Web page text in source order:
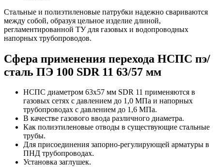
Стальные и полиэтиленовые патрубки надежно свариваются
между собой, образуя цельное изделие длиной,
регламентированной ТУ для газовых и водопроводных
напорных трубопроводов.
Сфера применения перехода НСПС пэ/
сталь ПЭ 100 SDR 11 63/57 мм
НСПС диаметром 63х57 мм SDR 11 применяются в
газовых сетях с давлением до 1,0 МПа и напорных
трубопроводах с давлением до 1,6 МПа.
В качестве газового ввода различного диаметра.
Как полиэтиленовые отводы в существующие стальные
трубы.
Для присоединения запорно-регулирующей арматуры в
ПНД трубопроводах.
Установка заглушек.